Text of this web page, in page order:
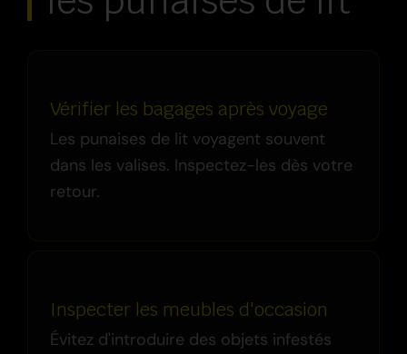
Vérifier les bagages après voyage
Les punaises de lit voyagent souvent
dans les valises. Inspectez-les dès votre
retour.
Inspecter les meubles d'occasion
Évitez d'introduire des objets infestés